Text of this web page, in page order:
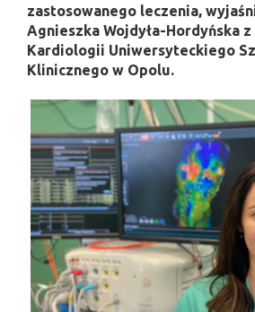
zastosowanego leczenia,
Agnieszka Wojdyła-Hordyńska z
Kardiologii Uniwersyteckiego
Klinicznego w Opolu.